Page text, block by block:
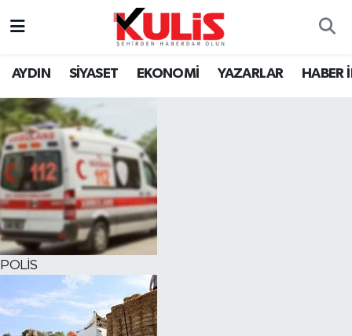
AYDIN SİYASET EKONOMİ YAZARLAR HABER
POLİS